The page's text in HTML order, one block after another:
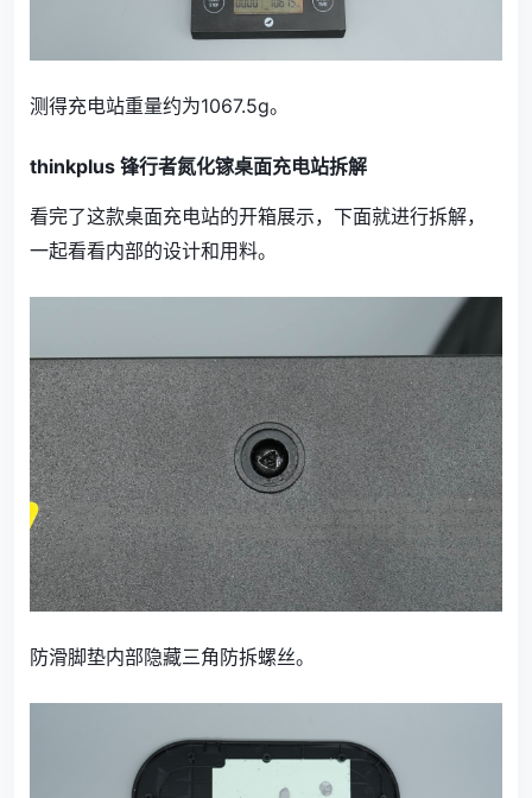
测得充电站重量约为1067.5g。
thinkplus 锋行者氮化镓桌面充电站拆解
看完了这款桌面充电站的开箱展示，下面就进行拆解，
一起看看内部的设计和用料。
防滑脚垫内部隐藏三角防拆螺丝。